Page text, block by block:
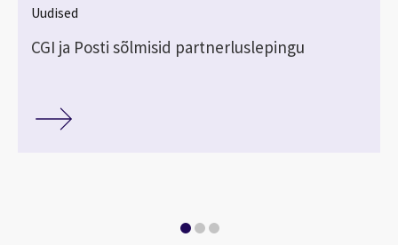
Uudised
CGI ja Posti sõlmisid partnerluslepingu